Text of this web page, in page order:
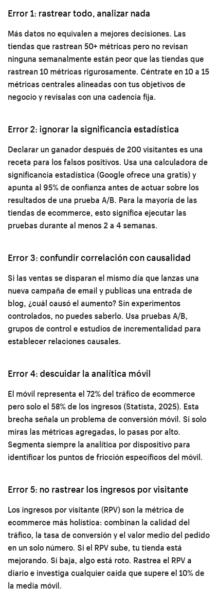
Error 1: rastrear todo, analizar nada
Más datos no equivalen a mejores decisiones. Las
tiendas que rastrean 50+ métricas pero no revisan
ninguna semanalmente están peor que las tiendas que
rastrean 10 métricas rigurosamente. Céntrate en 10 a 15
métricas centrales alineadas con tus objetivos de
negocio y revísalas con una cadencia fija.
Error 2: ignorar la significancia estadística
Declarar un ganador después de 200 visitantes es una
receta para los falsos positivos. Usa una calculadora de
significancia estadística (Google ofrece una gratis) y
apunta al 95% de confianza antes de actuar sobre los
resultados de una prueba A/B. Para la mayoría de las
tiendas de ecommerce, esto significa ejecutar las
pruebas durante al menos 2 a 4 semanas.
Error 3: confundir correlación con causalidad
Si las ventas se disparan el mismo día que lanzas una
nueva campaña de email y publicas una entrada de
blog, ¿cuál causó el aumento? Sin experimentos
controlados, no puedes saberlo. Usa pruebas A/B,
grupos de control e estudios de incrementalidad para
establecer relaciones causales.
Error 4: descuidar la analítica móvil
El móvil representa el 72% del tráfico de ecommerce
pero solo el 58% de los ingresos (Statista, 2025). Esta
brecha señala un problema de conversión móvil. Si solo
miras las métricas agregadas, lo pasas por alto.
Segmenta siempre la analítica por dispositivo para
identificar los puntos de fricción específicos del móvil.
Error 5: no rastrear los ingresos por visitante
Los ingresos por visitante (RPV) son la métrica de
ecommerce más holística: combinan la calidad del
tráfico, la tasa de conversión y el valor medio del pedido
en un solo número. Si el RPV sube, tu tienda está
mejorando. Si baja, algo está roto. Rastrea el RPV a
diario e investiga cualquier caída que supere el 10% de
la media móvil.